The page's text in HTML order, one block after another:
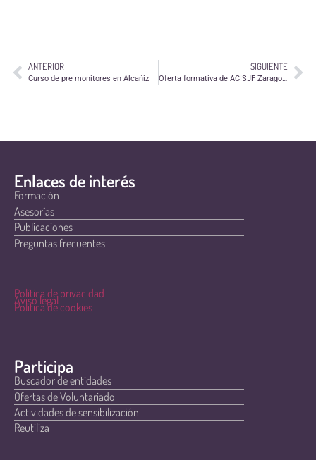
ANTERIOR
Curso de pre monitores en Alcañiz
SIGUIENTE
Oferta formativa de ACISJF Zaragoza
Enlaces de interés
Formación
Asesorías
Publicaciones
Preguntas frecuentes
Política de privacidad
Aviso legal
Política de cookies
Participa
Buscador de entidades
Ofertas de Voluntariado
Actividades de sensibilización
Reutiliza